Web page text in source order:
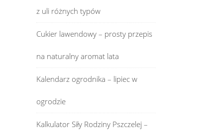
z uli różnych typów
Cukier lawendowy – prosty przepis
na naturalny aromat lata
Kalendarz ogrodnika – lipiec w
ogrodzie
Kalkulator Siły Rodziny Pszczelej –